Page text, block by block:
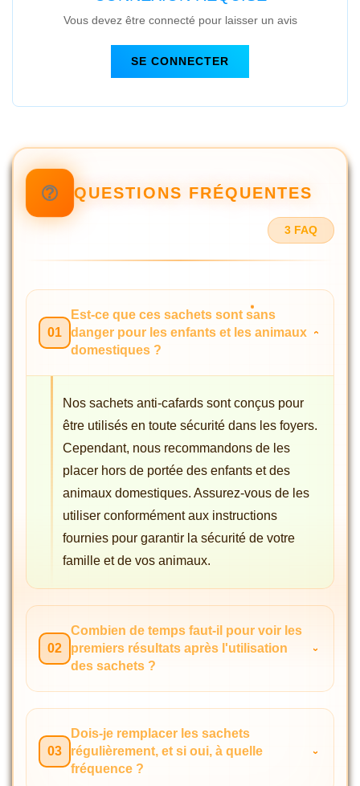
Vous devez être connecté pour laisser un avis
SE CONNECTER
QUESTIONS FRÉQUENTES
3 FAQ
01
Est-ce que ces sachets sont sans
danger pour les enfants et les animaux
domestiques ?
Nos sachets anti-cafards sont conçus pour
être utilisés en toute sécurité dans les foyers.
Cependant, nous recommandons de les
placer hors de portée des enfants et des
animaux domestiques. Assurez-vous de les
utiliser conformément aux instructions
fournies pour garantir la sécurité de votre
famille et de vos animaux.
02
Combien de temps faut-il pour voir les
premiers résultats après l'utilisation
des sachets ?
03
Dois-je remplacer les sachets
régulièrement, et si oui, à quelle
fréquence ?